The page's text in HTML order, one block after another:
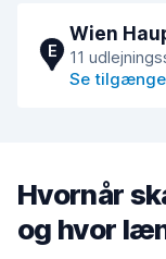
E
Wien
11
Se
Hvornår
og hvor